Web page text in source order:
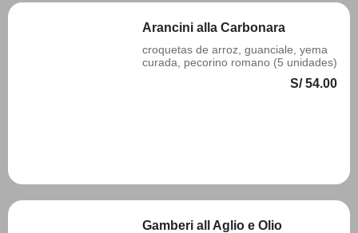
Arancini alla Carbonara
croquetas de arroz, guanciale, yema
curada, pecorino romano (5 unidades)
S/ 54.00
Gamberi all Aglio e Olio